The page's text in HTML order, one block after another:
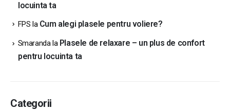
locuinta ta
FPS la Cum alegi plasele pentru voliere?
Smarandala Plasele de relaxare – un plus de confort
pentru locuinta ta
Categorii